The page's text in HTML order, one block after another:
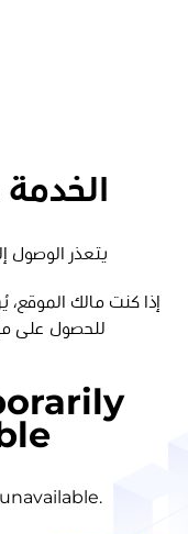
يتعذر الوصول
إذا كنت مالك الموقع،
للحصول على